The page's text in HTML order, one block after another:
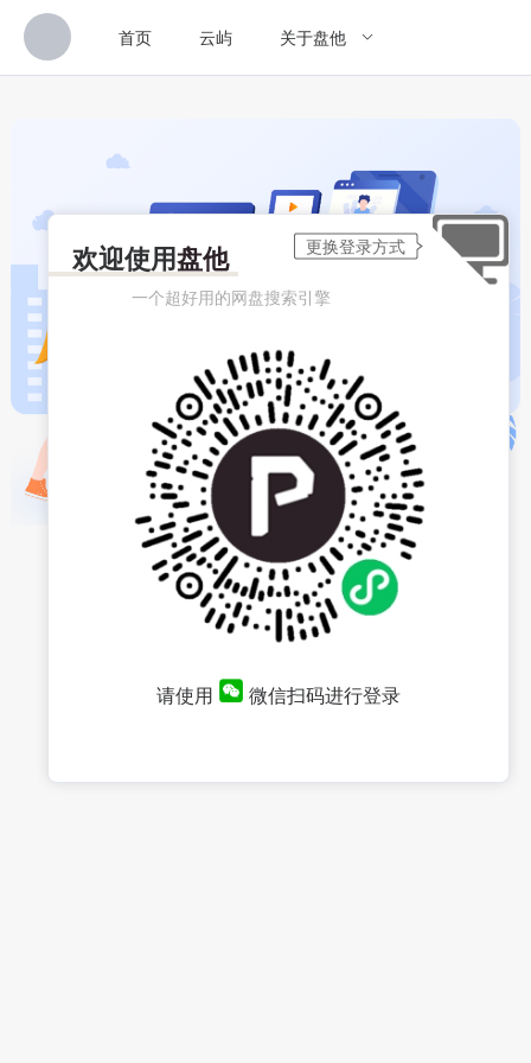
首页 云屿 关于盘他
欢迎使用盘他
一个超好用的网盘搜索引擎
请使用 微信扫码进行登录